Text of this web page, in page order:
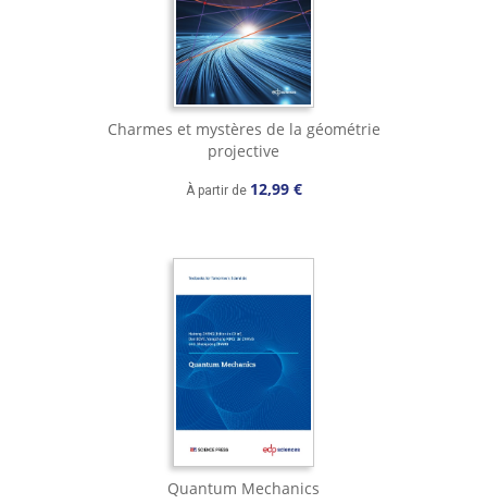
Charmes et mystères de la géométrie
projective
À partir de 12,99 €
Quantum Mechanics